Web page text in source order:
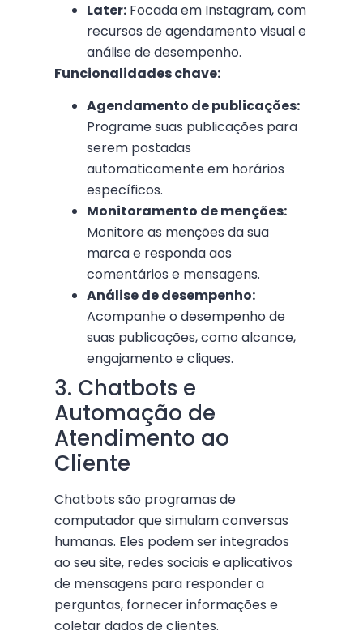
Later: Focada em Instagram, com
recursos de agendamento visual e
análise de desempenho.
Funcionalidades chave:
Agendamento de publicações:
Programe suas publicações para
serem postadas
automaticamente em horários
específicos.
Monitoramento de menções:
Monitore as menções da sua
marca e responda aos
comentários e mensagens.
Análise de desempenho:
Acompanhe o desempenho de
suas publicações, como alcance,
engajamento e cliques.
3. Chatbots e
Automação de
Atendimento ao
Cliente
Chatbots são programas de
computador que simulam conversas
humanas. Eles podem ser integrados
ao seu site, redes sociais e aplicativos
de mensagens para responder a
perguntas, fornecer informações e
coletar dados de clientes.